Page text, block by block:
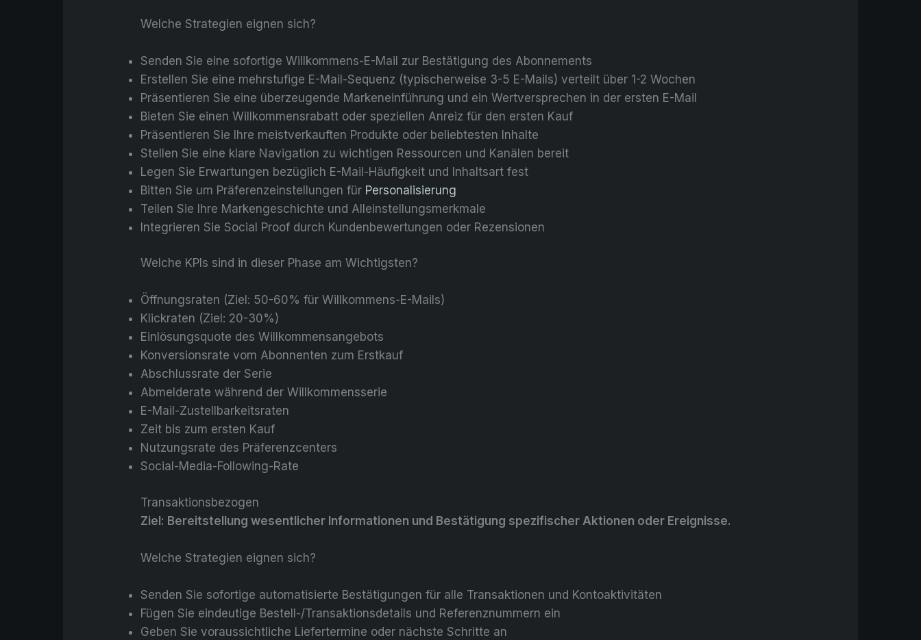
Welche Strategien eignen sich?
Senden Sie eine sofortige Willkommens-E-Mail zur Bestätigung des Abonnements
Erstellen Sie eine mehrstufige E-Mail-Sequenz (typischerweise 3-5 E-Mails) verteilt über 1-2 Wochen
Präsentieren Sie eine überzeugende Markeneinführung und ein Wertversprechen in der ersten E-Mail
Bieten Sie einen Willkommensrabatt oder speziellen Anreiz für den ersten Kauf
Präsentieren Sie Ihre meistverkauften Produkte oder beliebtesten Inhalte
Stellen Sie eine klare Navigation zu wichtigen Ressourcen und Kanälen bereit
Legen Sie Erwartungen bezüglich E-Mail-Häufigkeit und Inhaltsart fest
Bitten Sie um Präferenzeinstellungen für Personalisierung
Teilen Sie Ihre Markengeschichte und Alleinstellungsmerkmale
Integrieren Sie Social Proof durch Kundenbewertungen oder Rezensionen
Welche KPIs sind in dieser Phase am Wichtigsten?
Öffnungsraten (Ziel: 50-60% für Willkommens-E-Mails)
Klickraten (Ziel: 20-30%)
Einlösungsquote des Willkommensangebots
Konversionsrate vom Abonnenten zum Erstkauf
Abschlussrate der Serie
Abmelderate während der Willkommensserie
E-Mail-Zustellbarkeitsraten
Zeit bis zum ersten Kauf
Nutzungsrate des Präferenzcenters
Social-Media-Following-Rate
Transaktionsbezogen
Ziel: Bereitstellung wesentlicher Informationen und Bestätigung spezifischer Aktionen oder Ereignisse.
Welche Strategien eignen sich?
Senden Sie sofortige automatisierte Bestätigungen für alle Transaktionen und Kontoaktivitäten
Fügen Sie eindeutige Bestell-/Transaktionsdetails und Referenznummern ein
Geben Sie voraussichtliche Liefertermine oder nächste Schritte an